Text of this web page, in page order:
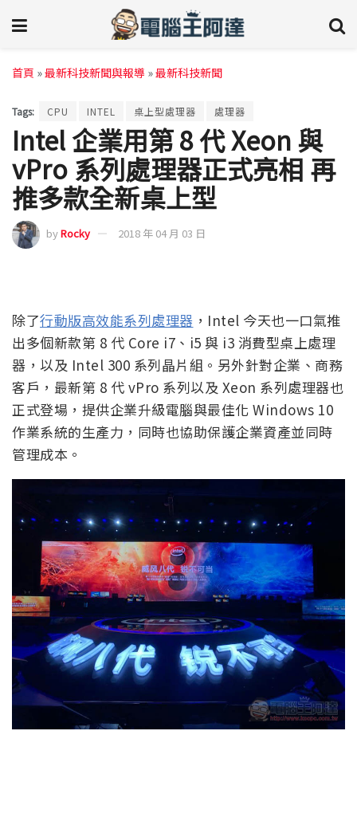
首頁 »最新科技新聞與報導 »最新科技新聞
Tags: CPU INTEL 桌上型處理器 處理器
Intel 企業用第 8 代 Xeon 與
vPro 系列處理器正式亮相 再
推多款全新桌上型
byRocky 2018 年 04 月 03 日
除了行動版高效能系列處理器 ，Intel 今天也一口氣推
出多個新款第 8 代 Core i7、i5 與 i3 消費型桌上處理
器，以及 Intel 300 系列晶片組。另外針對企業、商務
客戶，最新第 8 代 vPro 系列以及 Xeon 系列處理器也
正式登場，提供企業升級電腦與最佳化 Windows 10
作業系統的生產力，同時也協助保護企業資產並同時
管理成本。